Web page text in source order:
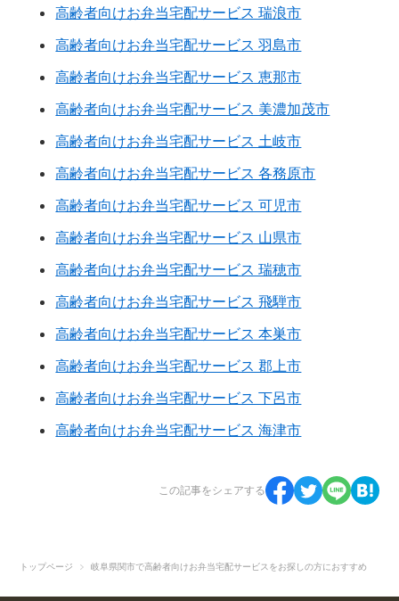
高齢者向けお弁当宅配サービス 瑞浪市
高齢者向けお弁当宅配サービス 羽島市
高齢者向けお弁当宅配サービス 恵那市
高齢者向けお弁当宅配サービス 美濃加茂市
高齢者向けお弁当宅配サービス 土岐市
高齢者向けお弁当宅配サービス 各務原市
高齢者向けお弁当宅配サービス 可児市
高齢者向けお弁当宅配サービス 山県市
高齢者向けお弁当宅配サービス 瑞穂市
高齢者向けお弁当宅配サービス 飛騨市
高齢者向けお弁当宅配サービス 本巣市
高齢者向けお弁当宅配サービス 郡上市
高齢者向けお弁当宅配サービス 下呂市
高齢者向けお弁当宅配サービス 海津市
この記事をシェアする
トップページ 岐阜県関市で高齢者向けお弁当宅配サービスをお探しの方におすすめ